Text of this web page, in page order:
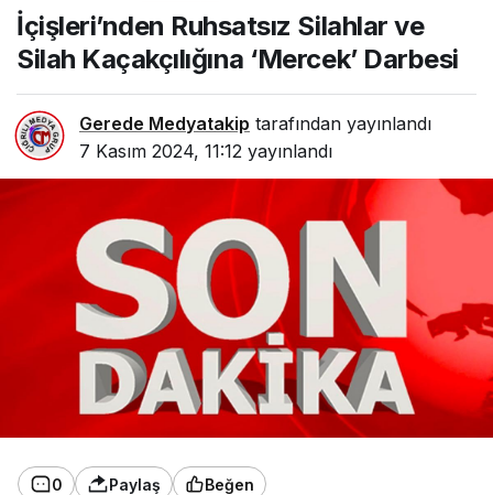
Kaçakçılığına ‘Mercek’
Darbesi
İçişleri’nden Ruhsatsız Silahlar ve
Silah Kaçakçılığına ‘Mercek’ Darbesi
Gerede Medyatakip tarafından yayınlandı
7 Kasım 2024, 11:12 yayınlandı
0 Paylaş Beğen